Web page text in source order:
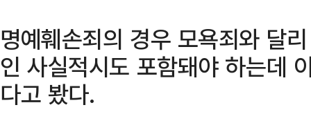
명예훼손죄의 경우 모욕죄와 달
인 사실적시도 포함돼야 하는데
다고 봤다.